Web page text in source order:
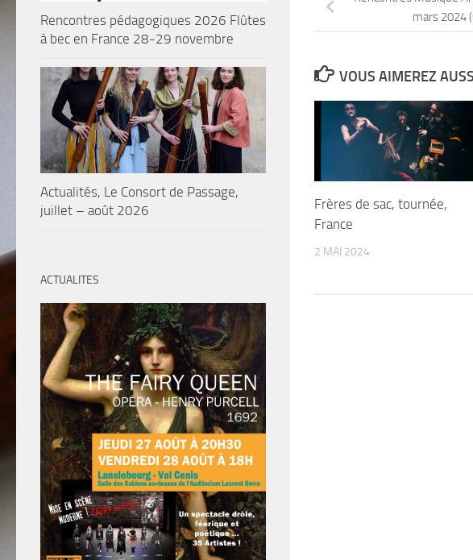
mars 2024
VOUS AIMEREZ
Frères de sac, tournée,
France
2 MAI 2024
Rencontres pédagogiques 2026 Flûtes
à bec en France 28-29 novembre
Actualités, Le Consort de Passage,
juillet – août 2026
ACTUALITES